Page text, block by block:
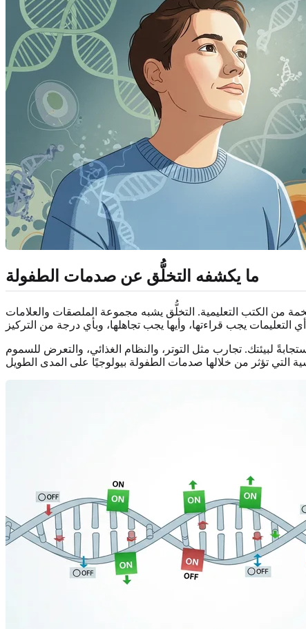
ما يكشفه التخلُّق عن صدمات الطفولة
من الكتب التعليمية. التخلُّق يشبه مجموعة الملصقات والعلامات
لبيئتك. تجارب مثل التوتر، والنظام الغذائي، والتعرض للسموم